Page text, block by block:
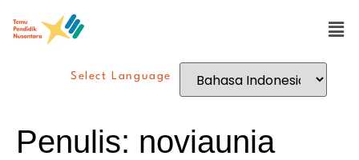
Select Language
Penulis: noviaunia